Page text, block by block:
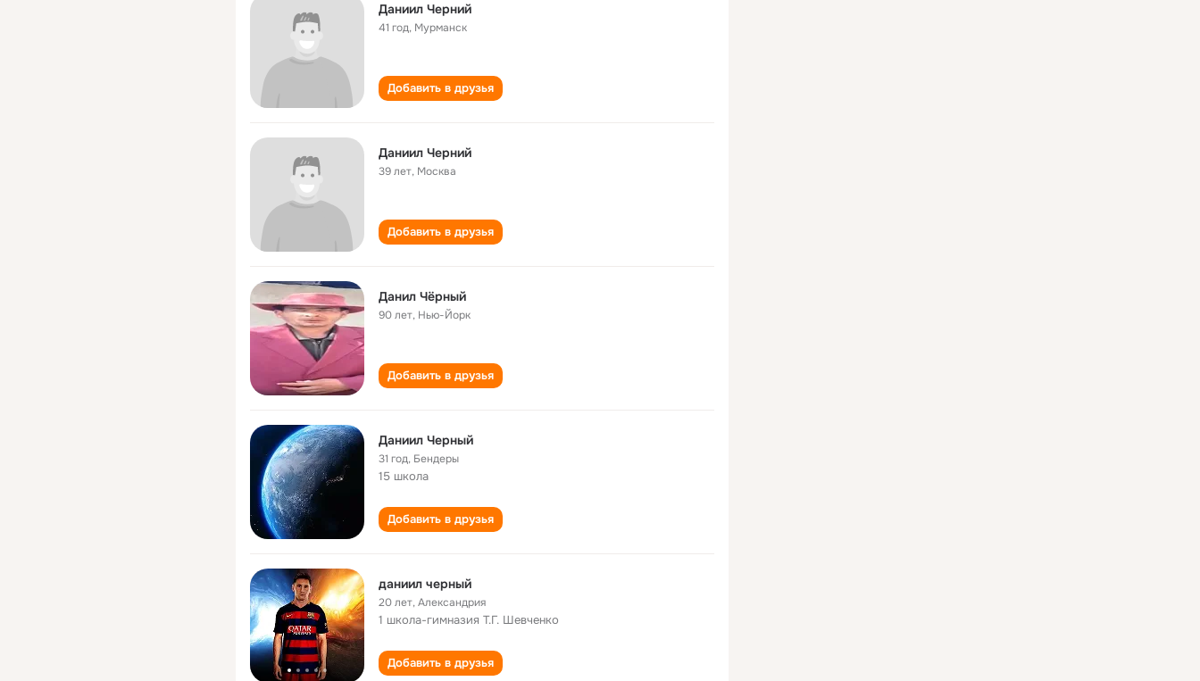
Даниил Черний
41 год, Мурманск
Добавить в друзья
Даниил Черний
39 лет, Москва
Добавить в друзья
Данил Чёрный
90 лет, Нью-Йорк
Добавить в друзья
Даниил Черный
31 год, Бендеры
15 школа
Добавить в друзья
даниил черный
20 лет,Александрия
1 школа-гимназия Т.Г. Шевченко
Добавить в друзья